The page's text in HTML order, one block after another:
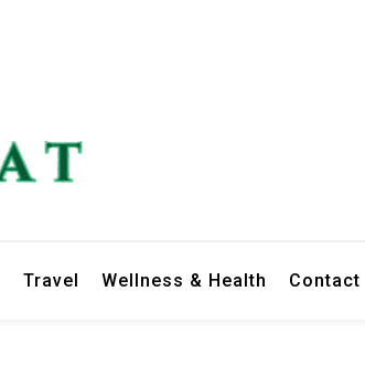
Travel Wellness & Health Contact